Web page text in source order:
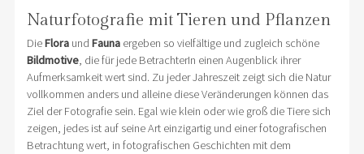
Naturfotografie mit Tieren und Pflanzen
DieFloraund Faunaergeben so vielfältige und zugleich schöne
Bildmotive, die für jede BetrachterIn einen Augenblick ihrer
Aufmerksamkeit wert sind. Zu jeder Jahreszeit zeigt sich die Natur
vollkommen anders und alleine diese Veränderungen können das
Ziel der Fotografie sein. Egal wie klein oder wie groß die Tiere sich
zeigen, jedes ist auf seine Art einzigartig und einer fotografischen
Betrachtung wert, in fotografischen Geschichten mit dem